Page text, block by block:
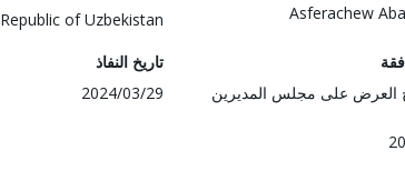
Asferachew
Republic of Uzbekistan
العرض على مجلس المديرين
تاريخ النفاذ
2024/03/29